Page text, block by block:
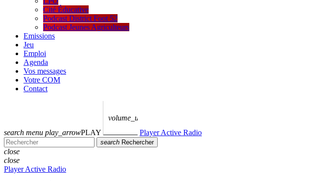
Cité Éducative
Podcast District Foot 52
Podcast Jeunes Agriculteurs
Emissions
Jeu
Emploi
Agenda
Vos messages
Votre COM
Contact
search menu play_arrowPLAY
volume_up
Player Active Radio
search Rechercher
close
close
Player Active Radio